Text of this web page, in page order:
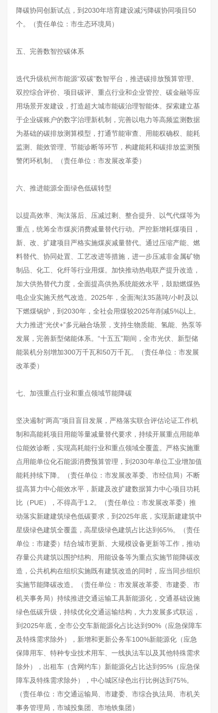
降碳协同创新试点，到2030年培育建设减污降碳协同项目50
个。（责任单位：市生态环境局）
五、完善数智控碳体系
迭代升级杭州市能源“双碳”数智平台，推进碳排放预算管理、
双控综合评价、项目碳评、重点行业和企业管控、碳金融等应
用场景开发建设，打造超大城市能碳治理智能体。探索建立基
于企业碳账户的数字治理新机制，完善以电力等高频监测数据
为基础的碳排放测算模型，打通节能审查、用能权确权、能耗
监测、能效管理、节能诊断等环节，构建能耗和碳排放监测预
警闭环机制。（责任单位：市发展改革委）
六、推进能源全面绿色低碳转型
以提高效率、淘汰落后、压减过剩、整合提升、以气代煤等为
重点，统筹全市煤炭消费减量替代行动。严控新增耗煤项目，
新、改、扩建项目严格实施煤炭减量替代。通过压缩产能、燃
料替代、协同处置、工艺改进等措施，进一步压减非金属矿物
制品、化工、化纤等行业用煤。加快推动热电联产提升改造，
加大供热替代力度，全面提高供热系统能效水平，鼓励燃煤热
电企业实施天然气改造。2025年，全面淘汰35蒸吨/小时及以
下燃煤锅炉，到2030年，全社会用煤较2025年削减5%以上。
大力推进“光伏+”多元融合场景，支持生物质能、氢能、热泵等
发展，完善新型储能体系。“十五五”期间，全市光伏、新型储
能装机分别增加300万千瓦和50万千瓦。（责任单位：市发展
改革委）
七、加强重点行业和重点领域节能降碳
坚决遏制“两高”项目盲目发展，严格落实联合评估论证工作机
制和高能耗项目用能等量减量替代要求，持续开展重点用能单
位能效诊断，实现高耗能行业和重点领域全覆盖。严格实施重
点用能单位化石能源消费预算管理，到2030年单位工业增加值
能耗持续下降。（责任单位：市发展改革委、市经信局）不断
提高算力中心能效水平，新建及改扩建数据算力中心项目功耗
比（PUE），不得高于1.2。（责任单位：市发展改革委）推
动落实新建建筑绿色低碳要求，到2025年底，实现新建建筑中
星级绿色建筑全覆盖，高星级绿色建筑占比达到65%。（责任
单位：市建委）结合城市更新、大规模设备更新等工作，推动
存量公共建筑以围护结构、用能设备等为重点实施节能降碳改
造，公共机构在组织实施既有建筑改造的同时，应当同步组织
实施节能降碳改造。（责任单位：市发展改革委、市建委、市
机关事务局）持续推进交通运输工具新能源化，交通基础设施
绿色低碳升级，持续优化交通运输结构，大力发展多式联运，
到2025年底，全市公交车新能源化占比达到90%（应急保障车
及特殊需求除外），新增和更新公务车100%新能源化（应急
保障用车、特种专业技术用车、一线执法车以及其他特殊需求
除外），出租车（含网约车）新能源化占比达到95%（应急保
障车及特殊需求除外），中心城区绿色出行比例达到75%。
（责任单位：市交通运输局、市建委、市综合执法局、市机关
事务管理局，市城投集团、市地铁集团）